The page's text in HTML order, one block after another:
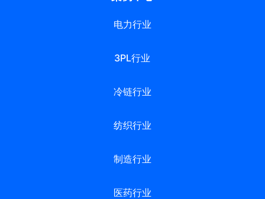
电力行业
3PL行业
冷链行业
纺织行业
制造行业
医药行业